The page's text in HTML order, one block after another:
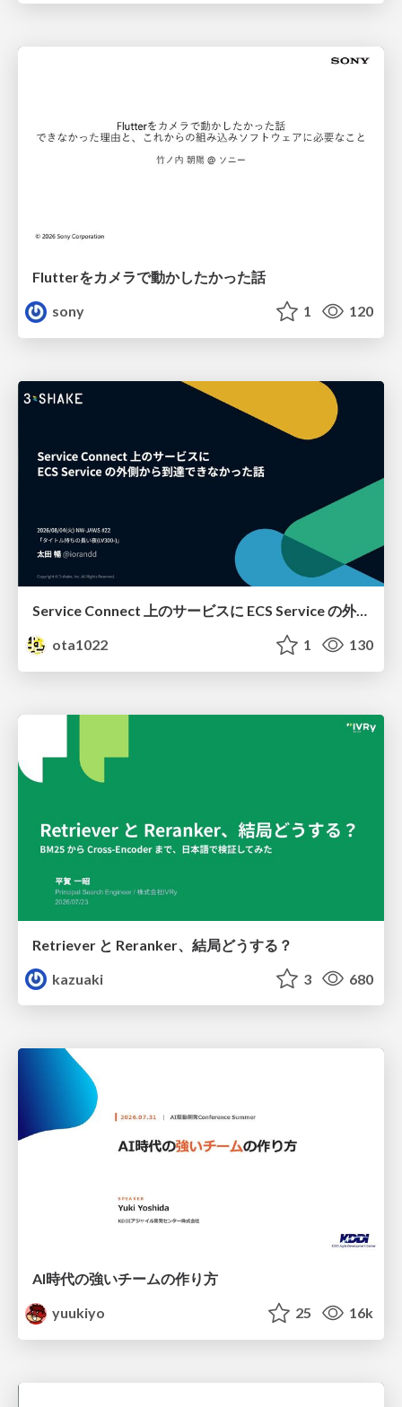
Flutterをカメラで動かしたかった話
sony
1 120
Service Connect 上のサービスに ECS Service の外側から到達できなかった話
ota1022
1 130
Retriever と Reranker、結局どうする？
kazuaki
3 680
AI時代の強いチームの作り方
yuukiyo
25 16k